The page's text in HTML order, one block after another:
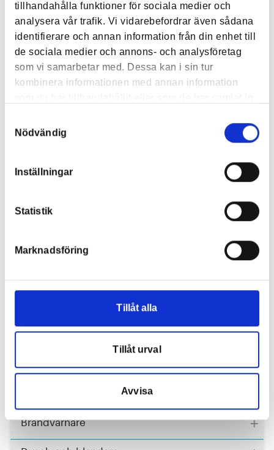
tillhandahålla funktioner för sociala medier och
analysera vår trafik. Vi vidarebefordrar även sådana
identifierare och annan information från din enhet till
de sociala medier och annons- och analysföretag
som vi samarbetar med. Dessa kan i sin tur
kombinera informationen med annan information
Nödvändig
Inställningar
Statistik
Marknadsföring
Tillåt alla
Tillåt urval
Avvisa
Källsortering
Diskbänken +
Internet och tv
Värme, el, vatten +
Förråd +
Fönster +
+
Värme och ventilation
Lamputtag +
+
Brandvarnare +